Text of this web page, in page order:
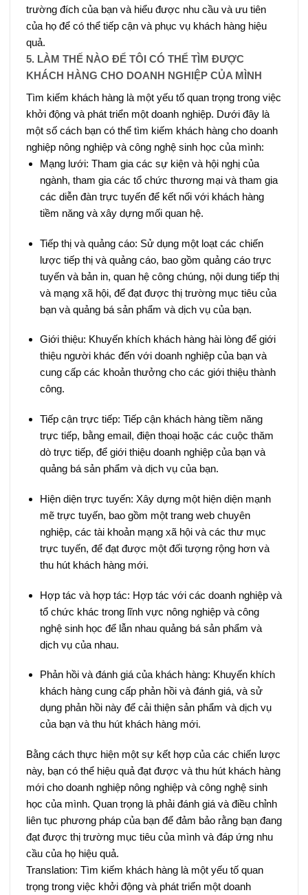
trường đích của bạn và hiểu được nhu cầu và ưu tiên
của họ để có thể tiếp cận và phục vụ khách hàng hiệu
quả.
5. LÀM THẾ NÀO ĐỂ TÔI CÓ THỂ TÌM ĐƯỢC
KHÁCH HÀNG CHO DOANH NGHIỆP CỦA MÌNH
Tìm kiếm khách hàng là một yếu tố quan trọng trong việc
khởi động và phát triển một doanh nghiệp. Dưới đây là
một số cách bạn có thể tìm kiếm khách hàng cho doanh
nghiệp nông nghiệp và công nghệ sinh học của mình:
Mạng lưới: Tham gia các sự kiện và hội nghị của
ngành, tham gia các tổ chức thương mại và tham gia
các diễn đàn trực tuyến để kết nối với khách hàng
tiềm năng và xây dựng mối quan hệ.
Tiếp thị và quảng cáo: Sử dụng một loạt các chiến
lược tiếp thị và quảng cáo, bao gồm quảng cáo trực
tuyến và bản in, quan hệ công chúng, nội dung tiếp thị
và mạng xã hội, để đạt được thị trường mục tiêu của
bạn và quảng bá sản phẩm và dịch vụ của bạn.
Giới thiệu: Khuyến khích khách hàng hài lòng để giới
thiệu người khác đến với doanh nghiệp của bạn và
cung cấp các khoản thưởng cho các giới thiệu thành
công.
Tiếp cận trực tiếp: Tiếp cận khách hàng tiềm năng
trực tiếp, bằng email, điện thoại hoặc các cuộc thăm
dò trực tiếp, để giới thiệu doanh nghiệp của bạn và
quảng bá sản phẩm và dịch vụ của bạn.
Hiện diện trực tuyến: Xây dựng một hiện diện mạnh
mẽ trực tuyến, bao gồm một trang web chuyên
nghiệp, các tài khoản mạng xã hội và các thư mục
trực tuyến, để đạt được một đối tượng rộng hơn và
thu hút khách hàng mới.
Hợp tác và hợp tác: Hợp tác với các doanh nghiệp và
tổ chức khác trong lĩnh vực nông nghiệp và công
nghệ sinh học để lẫn nhau quảng bá sản phẩm và
dịch vụ của nhau.
Phản hồi và đánh giá của khách hàng: Khuyến khích
khách hàng cung cấp phản hồi và đánh giá, và sử
dụng phản hồi này để cải thiện sản phẩm và dịch vụ
của bạn và thu hút khách hàng mới.
Bằng cách thực hiện một sự kết hợp của các chiến lược
này, bạn có thể hiệu quả đạt được và thu hút khách hàng
mới cho doanh nghiệp nông nghiệp và công nghệ sinh
học của mình. Quan trọng là phải đánh giá và điều chỉnh
liên tục phương pháp của bạn để đảm bảo rằng bạn đang
đạt được thị trường mục tiêu của mình và đáp ứng nhu
cầu của họ hiệu quả.
Translation: Tìm kiếm khách hàng là một yếu tố quan
trọng trong việc khởi động và phát triển một doanh